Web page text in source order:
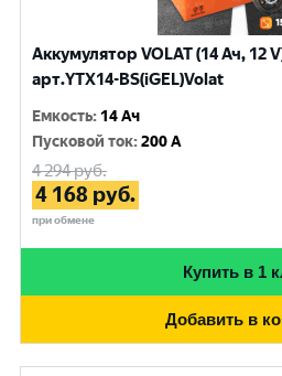
Аккумулятор VOLAT (14 Ач, 12
арт.YTX14-BS(iGEL)Volat
Емкость: 14 Ач
Пусковой ток:200 A
4 294руб.
4 168 руб.
при обмене
Купить в 1
Добавить в